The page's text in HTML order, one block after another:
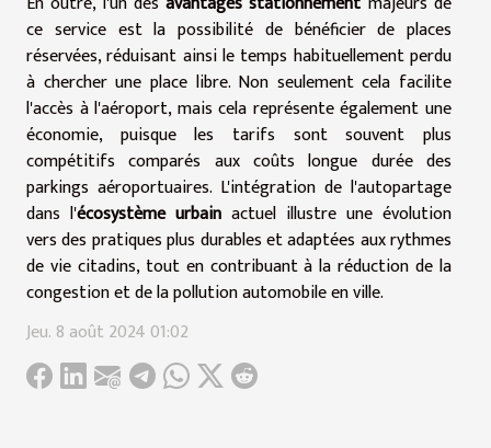
ce service est la possibilité de bénéficier de places
réservées, réduisant ainsi le temps habituellement perdu
à chercher une place libre. Non seulement cela facilite
l'accès à l'aéroport, mais cela représente également une
économie, puisque les tarifs sont souvent plus
compétitifs comparés aux coûts longue durée des
parkings aéroportuaires. L'intégration de l'autopartage
dans l'écosystème urbain actuel illustre une évolution
vers des pratiques plus durables et adaptées aux rythmes
de vie citadins, tout en contribuant à la réduction de la
congestion et de la pollution automobile en ville.
Jeu. 8 août 2024 01:02